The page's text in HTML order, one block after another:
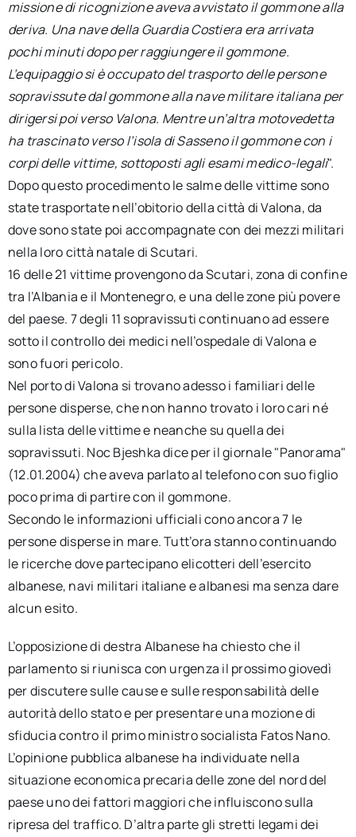
missione di ricognizione aveva avvistato il gommone alla
deriva. Una nave della Guardia Costiera era arrivata
pochi minuti dopo per raggiungere il gommone.
L’equipaggio si è occupato del trasporto delle persone
sopravissute dal gommone alla nave militare italiana per
dirigersi poi verso Valona. Mentre un’altra motovedetta
ha trascinato verso l’isola di Sasseno il gommone con i
corpi delle vittime, sottoposti agli esami medico-legali".
Dopo questo procedimento le salme delle vittime sono
state trasportate nell’obitorio della città di Valona, da
dove sono state poi accompagnate con dei mezzi militari
nella loro città natale di Scutari.
16 delle 21 vittime provengono da Scutari, zona di confine
tra l’Albania e il Montenegro, e una delle zone più povere
del paese. 7 degli 11 sopravissuti continuano ad essere
sotto il controllo dei medici nell’ospedale di Valona e
sono fuori pericolo.
Nel porto di Valona si trovano adesso i familiari delle
persone disperse, che non hanno trovato i loro cari né
sulla lista delle vittime e neanche su quella dei
sopravissuti. Noc Bjeshka dice per il giornale "Panorama"
(12.01.2004) che aveva parlato al telefono con suo figlio
poco prima di partire con il gommone.
Secondo le informazioni ufficiali cono ancora 7 le
persone disperse in mare. Tutt’ora stanno continuando
le ricerche dove partecipano elicotteri dell’esercito
albanese, navi militari italiane e albanesi ma senza dare
alcun esito.
L’opposizione di destra Albanese ha chiesto che il
parlamento si riunisca con urgenza il prossimo giovedì
per discutere sulle cause e sulle responsabilità delle
autorità dello stato e per presentare una mozione di
sfiducia contro il primo ministro socialista Fatos Nano.
L’opinione pubblica albanese ha individuate nella
situazione economica precaria delle zone del nord del
paese uno dei fattori maggiori che influiscono sulla
ripresa del traffico. D’altra parte gli stretti legami dei